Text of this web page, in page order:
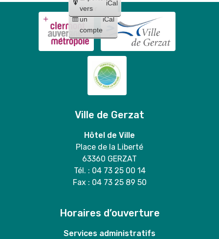
Créer
un
compte
iCal
vers
iCal
Ville de Gerzat
Hôtel de Ville
Place de la Liberté
63360 GERZAT
Tél. : 04 73 25 00 14
Fax : 04 73 25 89 50
Horaires d’ouverture
Services administratifs